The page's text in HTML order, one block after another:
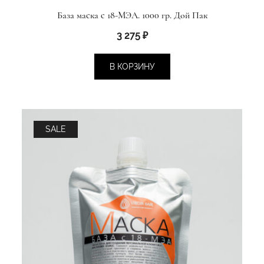
База маска с 18-MЭA. 1000 гр. Дой Пак
3 275 ₽
В КОРЗИНУ
SALE